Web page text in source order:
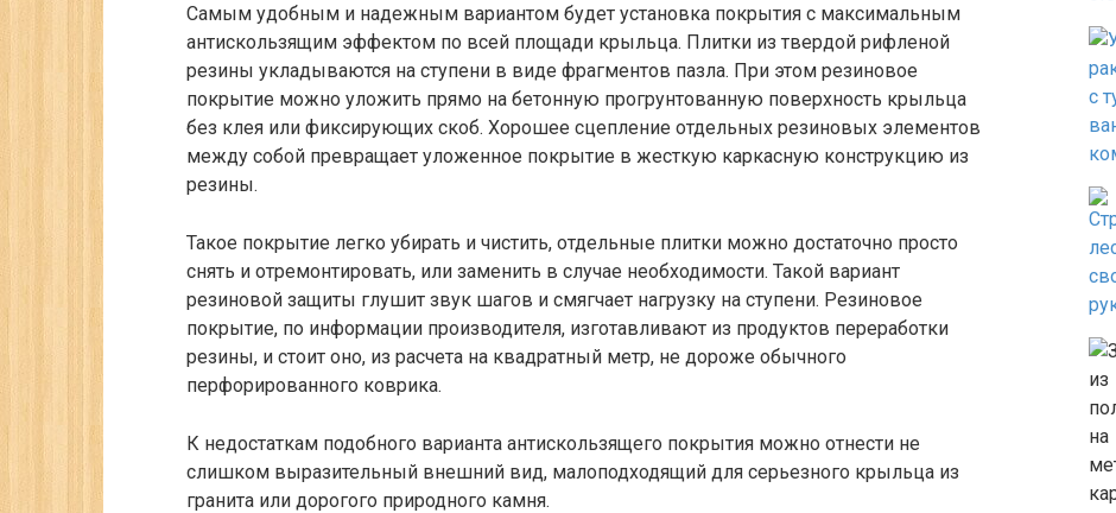
Самым удобным и надежным вариантом будет установка покрытия с максимальным
антискользящим эффектом по всей площади крыльца. Плитки из твердой рифленой
резины укладываются на ступени в виде фрагментов пазла. При этом резиновое
покрытие можно уложить прямо на бетонную прогрунтованную поверхность крыльца
без клея или фиксирующих скоб. Хорошее сцепление отдельных резиновых элементов
между собой превращает уложенное покрытие в жесткую каркасную конструкцию из
резины.
Такое покрытие легко убирать и чистить, отдельные плитки можно достаточно просто
снять и отремонтировать, или заменить в случае необходимости. Такой вариант
резиновой защиты глушит звук шагов и смягчает нагрузку на ступени. Резиновое
покрытие, по информации производителя, изготавливают из продуктов переработки
резины, и стоит оно, из расчета на квадратный метр, не дороже обычного
перфорированного коврика.
К недостаткам подобного варианта антискользящего покрытия можно отнести не
слишком выразительный внешний вид, малоподходящий для серьезного крыльца из
гранита или дорогого природного камня.